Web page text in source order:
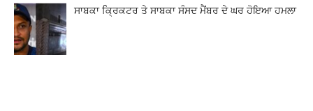
ਸਾਬਕਾ ਕ੍ਰਿਕਟਰ ਤੇ ਸਾਬਕਾ ਸੰਸਦ ਮੈਂਬਰ ਦੇ ਘਰ ਹੋਇਆ ਹਮਲਾ